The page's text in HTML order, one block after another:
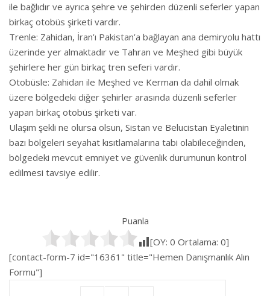
ile bağlıdır ve ayrıca şehre ve şehirden düzenli seferler yapan
birkaç otobüs şirketi vardır.
Trenle: Zahidan, İran’ı Pakistan’a bağlayan ana demiryolu hattı
üzerinde yer almaktadır ve Tahran ve Meşhed gibi büyük
şehirlere her gün birkaç tren seferi vardır.
Otobüsle: Zahidan ile Meşhed ve Kerman da dahil olmak
üzere bölgedeki diğer şehirler arasında düzenli seferler
yapan birkaç otobüs şirketi var.
Ulaşım şekli ne olursa olsun, Sistan ve Belucistan Eyaletinin
bazı bölgeleri seyahat kısıtlamalarına tabi olabileceğinden,
bölgedeki mevcut emniyet ve güvenlik durumunun kontrol
edilmesi tavsiye edilir.
Puanla
[OY: 0 Ortalama: 0]
[contact-form-7 id="16361" title="Hemen Danışmanlık Alın
Formu"]